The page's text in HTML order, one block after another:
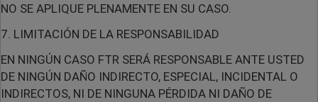
NO SE APLIQUE PLENAMENTE EN SU CASO.
7. LIMITACIÓN DE LA RESPONSABILIDAD
EN NINGÚN CASO FTR SERÁ RESPONSABLE ANTE USTED
DE NINGÚN DAÑO INDIRECTO, ESPECIAL, INCIDENTAL O
INDIRECTOS, NI DE NINGUNA PÉRDIDA NI DAÑO DE